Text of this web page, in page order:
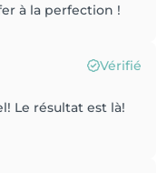
à la perfection !
Vérifié
Le résultat est là!